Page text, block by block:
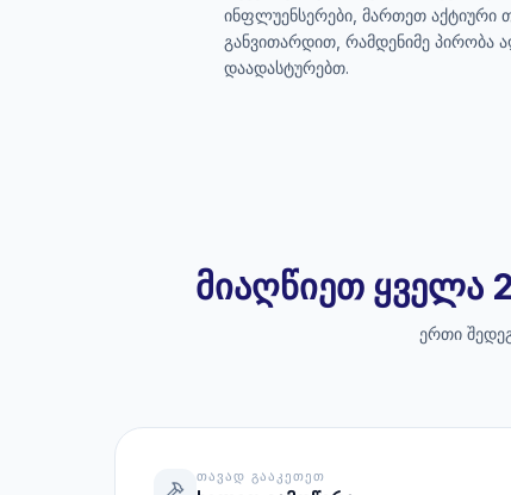
ინფლუენსერები, მართეთ აქტიური
განვითარდით, რამდენიმე პირობა
დაადასტურებთ.
მიაღწიეთ ყველა
ერთი
ᲗᲐᲕᲐᲓ ᲒᲐᲐᲙᲔᲗᲔᲗ